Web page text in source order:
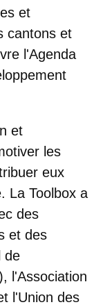
et
cantons et
l'Agenda
et
les
eux
La Toolbox a
des
et des
de
l'Association
l'Union des